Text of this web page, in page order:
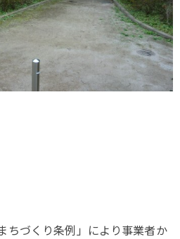
ちづくり条例」により事業者か